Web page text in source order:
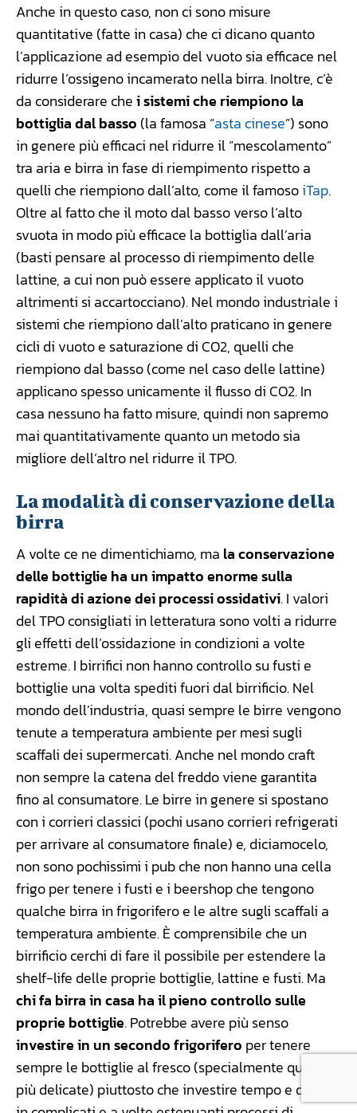
Anche in questo caso, non ci sono misure
quantitative (fatte in casa) che ci dicano quanto
l’applicazione ad esempio del vuoto sia efficace nel
ridurre l’ossigeno incamerato nella birra. Inoltre, c’è
da considerare chei sistemi che riempiono la
bottiglia dal basso (la famosa “asta cinese”) sono
in genere più efficaci nel ridurre il “mescolamento”
tra aria e birra in fase di riempimento rispetto a
quelli che riempiono dall’alto, come il famosoiTap.
Oltre al fatto che il moto dal basso verso l’alto
svuota in modo più efficace la bottiglia dall’aria
(basti pensare al processo di riempimento delle
lattine, a cui non può essere applicato il vuoto
altrimenti si accartocciano). Nel mondo industriale i
sistemi che riempiono dall’alto praticano in genere
cicli di vuoto e saturazione di CO2, quelli che
riempiono dal basso (come nel caso delle lattine)
applicano spesso unicamente il flusso di CO2. In
casa nessuno ha fatto misure, quindi non sapremo
mai quantitativamente quanto un metodo sia
migliore dell’altro nel ridurre il TPO.
La modalità di conservazione della
birra
A volte ce ne dimentichiamo, ma la conservazione
delle bottiglie ha un impatto enorme sulla
rapidità di azione dei processi ossidativi. I valori
del TPO consigliati in letteratura sono volti a ridurre
gli effetti dell’ossidazione in condizioni a volte
estreme. I birrifici non hanno controllo su fusti e
bottiglie una volta spediti fuori dal birrificio. Nel
mondo dell’industria, quasi sempre le birre vengono
tenute a temperatura ambiente per mesi sugli
scaffali dei supermercati. Anche nel mondo craft
non sempre la catena del freddo viene garantita
fino al consumatore. Le birre in genere si spostano
con i corrieri classici (pochi usano corrieri refrigerati
per arrivare al consumatore finale) e, diciamocelo,
non sono pochissimi i pub che non hanno una cella
frigo per tenere i fusti e i beershop che tengono
qualche birra in frigorifero e le altre sugli scaffali a
temperatura ambiente. È comprensibile che un
birrificio cerchi di fare il possibile per estendere la
shelf-life delle proprie bottiglie, lattine e fusti. Ma
chi fa birra in casa ha il pieno controllo sulle
proprie bottiglie. Potrebbe avere più senso
investire in un secondo frigorifero per tenere
sempre le bottiglie al fresco (specialmente quelle
più delicate) piuttosto che investire tempo e denaro